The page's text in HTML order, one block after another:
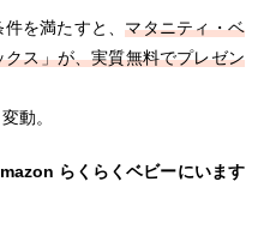
件を満たすと、マタニティ・ベ
ス」が、実質無料でプレゼン
動。
らくらくベビーにいます